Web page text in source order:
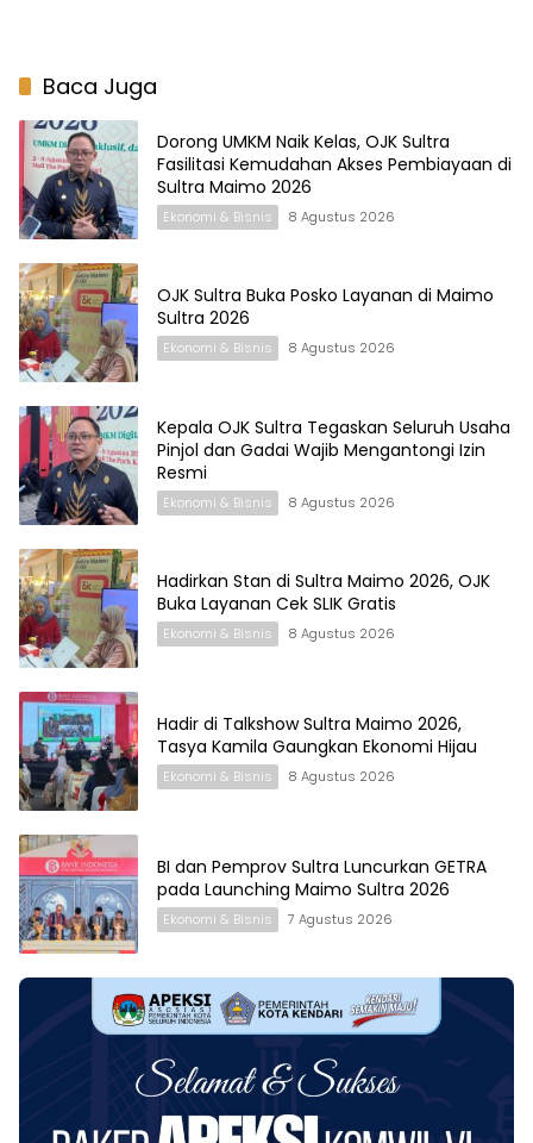
Baca Juga
Dorong UMKM Naik Kelas, OJK Sultra
Fasilitasi Kemudahan Akses Pembiayaan di
Sultra Maimo 2026
Ekonomi & Bisnis 8 Agustus 2026
OJK Sultra Buka Posko Layanan di Maimo
Sultra 2026
Ekonomi & Bisnis 8 Agustus 2026
Kepala OJK Sultra Tegaskan Seluruh Usaha
Pinjol dan Gadai Wajib Mengantongi Izin
Resmi
Ekonomi & Bisnis 8 Agustus 2026
Hadirkan Stan di Sultra Maimo 2026, OJK
Buka Layanan Cek SLIK Gratis
Ekonomi & Bisnis 8 Agustus 2026
Hadir di Talkshow Sultra Maimo 2026,
Tasya Kamila Gaungkan Ekonomi Hijau
Ekonomi & Bisnis 8 Agustus 2026
BI dan Pemprov Sultra Luncurkan GETRA
pada Launching Maimo Sultra 2026
Ekonomi & Bisnis 7 Agustus 2026